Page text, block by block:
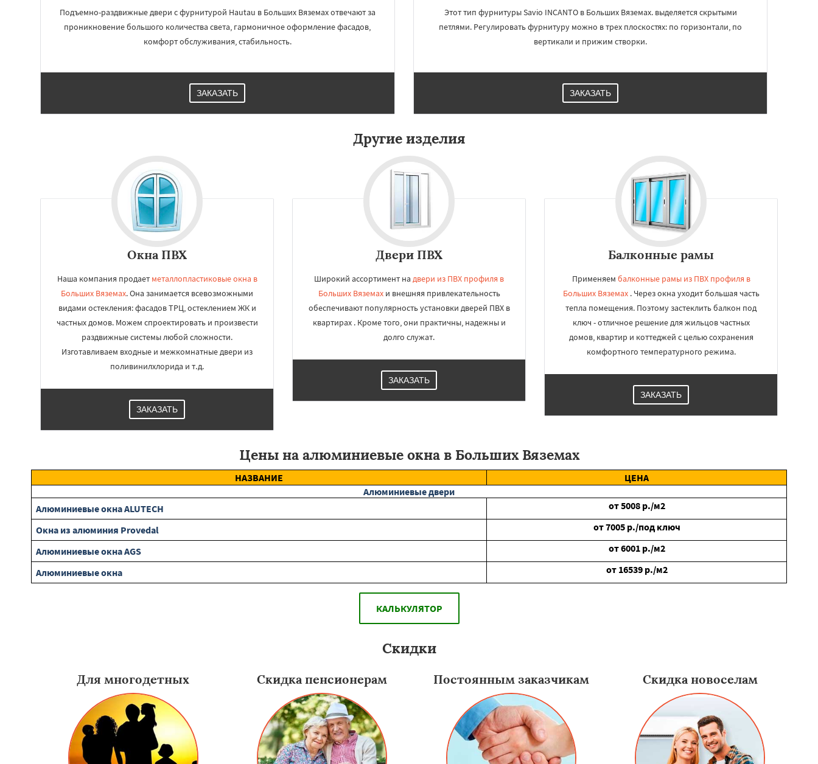
Подъемно-раздвижные двери с фурнитурой Hautau в Больших Вяземах отвечают за
проникновение большого количества света, гармоничное оформление фасадов,
комфорт обслуживания, стабильность.
ЗАКАЗАТЬ
Этот тип фурнитуры Savio INCANTO в Больших Вяземах. выделяется скрытыми
петлями. Регулировать фурнитуру можно в трех плоскостях: по горизонтали, по
вертикали и прижим створки.
ЗАКАЗАТЬ
Другие изделия
Окна ПВХ
Наша компания продает металлопластиковые окна в
Больших Вяземах. Она занимается всевозможными
видами остекления: фасадов ТРЦ, остеклением ЖК и
частных домов. Можем спроектировать и произвести
раздвижные системы любой сложности.
Изготавливаем входные и межкомнатные двери из
поливинилхлорида и т.д.
ЗАКАЗАТЬ
Двери ПВХ
Широкий ассортимент на двери из ПВХ профиля в
Больших Вяземахи внешняя привлекательность
обеспечивают популярность установки дверей ПВХ в
квартирах . Кроме того, они практичны, надежны и
долго служат.
ЗАКАЗАТЬ
Балконные рамы
Применяем балконные рамы из ПВХ профиля в
Больших Вяземах. Через окна уходит большая часть
тепла помещения. Поэтому застеклить балкон под
ключ - отличное решение для жильцов частных
домов, квартир и коттеджей с целью сохранения
комфортного температурного режима.
ЗАКАЗАТЬ
Цены на алюминиевые окна в Больших Вяземах
НАЗВАНИЕ
ЦЕНА
Алюминиевые двери
Алюминиевые окна ALUTECH
от5008 р./м2
Окна из алюминия Provedal
от7005 р./под ключ
Алюминиевые окна AGS
от6001 р./м2
Алюминиевые окна
от 16539 р./м2
КАЛЬКУЛЯТОР
Скидки
Для многодетных Скидка пенсионерам Постоянным заказчикам Скидка новоселам